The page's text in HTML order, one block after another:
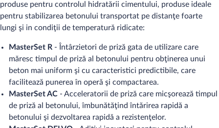
produse pentru controlul hidratării cimentului, produse ideale
pentru stabilizarea betonului transportat pe distanţe foarte
lungi şi in condiţii de temperatură ridicate:
MasterSet R - Întârzietori de priză gata de utilizare care
măresc timpul de priză al betonului pentru obţinerea unui
beton mai uniform şi cu caracteristici predictibile, care
facilitează punerea în operă şi compactarea.
MasterSet AC - Acceleratorii de priză care micşorează timpul
de priză al betonului, îmbunătăţind întărirea rapidă a
betonului şi dezvoltarea rapidă a rezistenţelor.